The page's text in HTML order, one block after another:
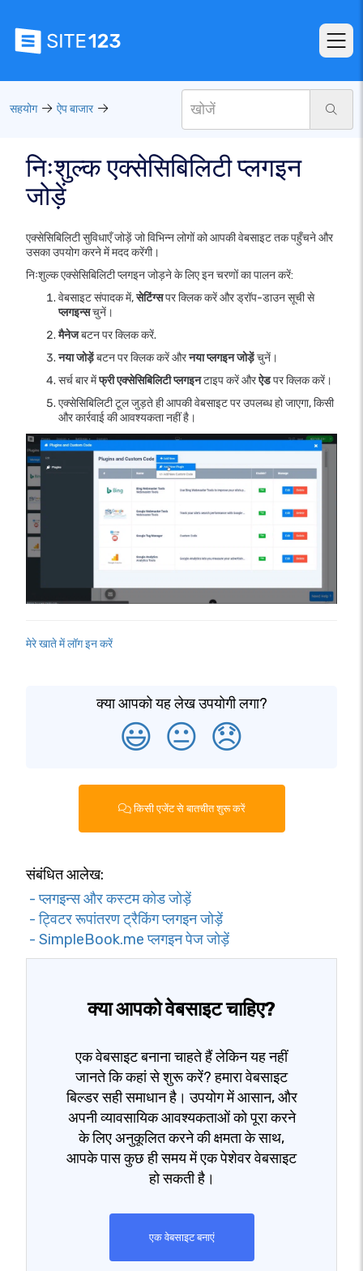
सहयोग ऐप बाजार
निःशुल्क एक्सेसिबिलिटी प्लगइन
जोड़ें
एक्सेसिबिलिटी सुविधाएँ जोड़ें जो विभिन्न लोगों को आपकी वेबसाइट तक पहुँचने और
उसका उपयोग करने में मदद करेंगी।
निःशुल्क एक्सेसिबिलिटी प्लगइन जोड़ने के लिए इन चरणों का पालन करें:
वेबसाइट संपादक में,सेटिंग्सपर क्लिक करें और ड्रॉप-डाउन सूची से
प्लगइन्सचुनें।
मैनेजबटन पर क्लिक करें.
नया जोड़ेंबटन पर क्लिक करें औरनया प्लगइन जोड़ेंचुनें।
सर्च बार मेंफ्री एक्सेसिबिलिटी प्लगइनटाइप करें औरऐडपर क्लिक करें।
एक्सेसिबिलिटी टूल जुड़ते ही आपकी वेबसाइट पर उपलब्ध हो जाएगा, किसी
और कार्रवाई की आवश्यकता नहीं है।
मेरे खाते में लॉग इन करें
क्या आपको यह लेख उपयोगी लगा?
😃 😐 😞
किसी एजेंट से बातचीत शुरू करें
संबंधित आलेख:
- प्लगइन्स और कस्टम कोड जोड़ें
- ट्विटर रूपांतरण ट्रैकिंग प्लगइन जोड़ें
- SimpleBook.me प्लगइन पेज जोड़ें
क्या आपको वेबसाइट चाहिए?
एक वेबसाइट बनाना चाहते हैं लेकिन यह नहीं
जानते कि कहां से शुरू करें? हमारा वेबसाइट
बिल्डर सही समाधान है। उपयोग में आसान, और
अपनी व्यावसायिक आवश्यकताओं को पूरा करने
के लिए अनुकूलित करने की क्षमता के साथ,
आपके पास कुछ ही समय में एक पेशेवर वेबसाइट
हो सकती है।
एक वेबसाइट बनाएं